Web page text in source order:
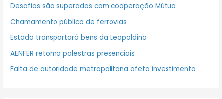
Desafios são superados com cooperação Mútua
Chamamento público de ferrovias
Estado transportará bens da Leopoldina
AENFER retoma palestras presenciais
Falta de autoridade metropolitana afeta investimento